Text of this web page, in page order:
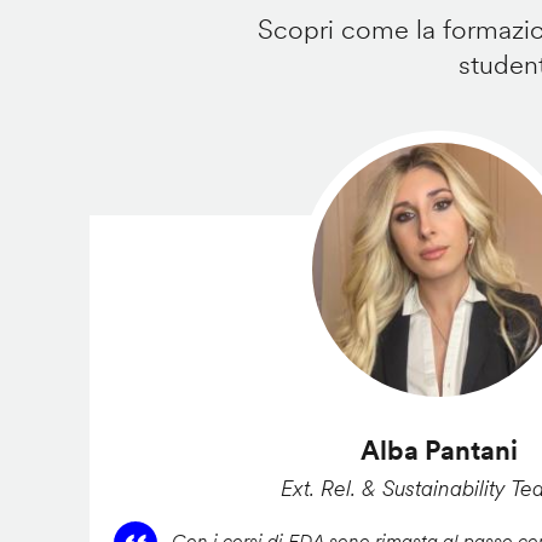
Scopri come la
Alba Pantani
Ext. Rel. & Sustainability